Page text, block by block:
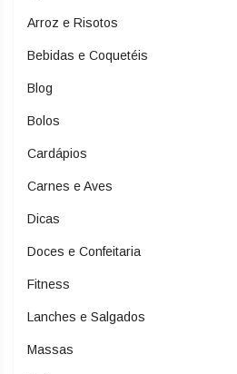
Arroz e Risotos
Bebidas e Coquetéis
Blog
Bolos
Cardápios
Carnes e Aves
Dicas
Doces e Confeitaria
Fitness
Lanches e Salgados
Massas